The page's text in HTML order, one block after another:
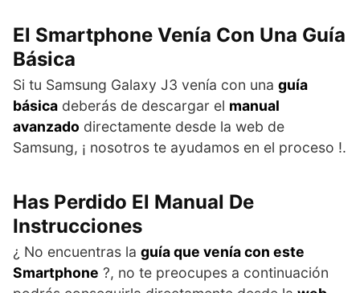
El Smartphone Venía Con Una Guía
Básica
Si tu Samsung Galaxy J3 venía con una guía
básica deberás de descargar el manual
avanzado directamente desde la web de
Samsung, ¡ nosotros te ayudamos en el proceso !.
Has Perdido El Manual De
Instrucciones
¿ No encuentras la guía que venía con este
Smartphone ?, no te preocupes a continuación